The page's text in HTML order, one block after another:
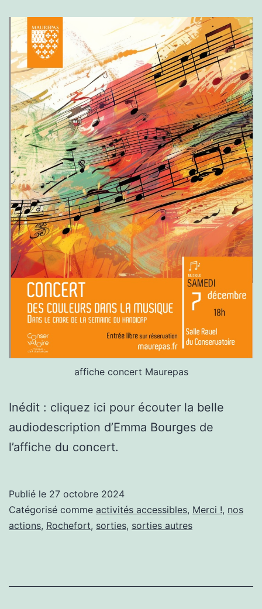
affiche concert Maurepas
Inédit : cliquez ici pour écouter la belle
audiodescription d’Emma Bourges de
l’affiche du concert.
Publié le 27 octobre 2024
Catégorisé comme activités accessibles, Merci !, nos
actions, Rochefort, sorties, sorties autres